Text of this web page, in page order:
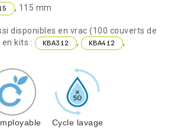
, 115 mm
disponibles en vrac (100 couverts de
kits : KBA312 , KBA412 ,
Cycle lavage